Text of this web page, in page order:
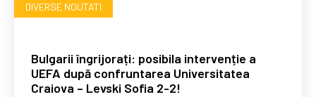
DIVERSE NOUTATI
Bulgarii îngrijorați: posibila intervenție a
UEFA după confruntarea Universitatea
Craiova – Levski Sofia 2-2!